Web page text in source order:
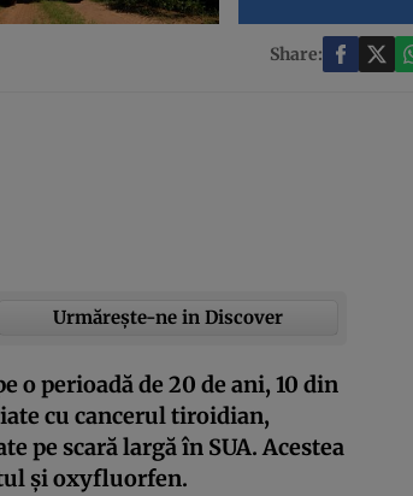
Share:
Urmărește-ne in Discover
o perioadă de 20 de ani, 10 din
cu cancerul tiroidian,
pe scară largă în SUA. Acestea
și oxyfluorfen.